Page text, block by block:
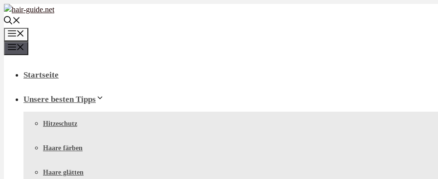
Zum
Inhalt
springen
Startseite
Unsere besten Tipps
Hitzeschutz
Haare färben
Haare glätten